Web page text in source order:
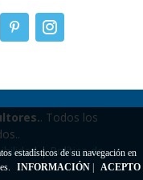
. Todos los
|Política de
estadísticos de su navegación en
INFORMACIÓN ACEPTO